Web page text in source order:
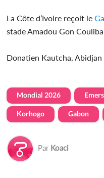
La Côte d’Ivoire reçoit le
stade Amadou Gon
Donatien Kautcha, Abidjan
Mondial 2026
Korhogo Gabon
Par Koaci